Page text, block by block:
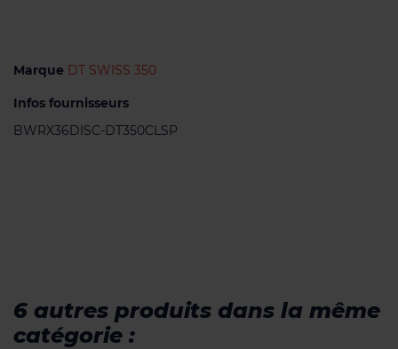
Marque DT SWISS 350
Infos fournisseurs
BWRX36DISC-DT350CLSP
6 autres produits dans la même
catégorie :